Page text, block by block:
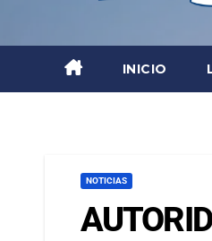
INICIO
NOTICIAS